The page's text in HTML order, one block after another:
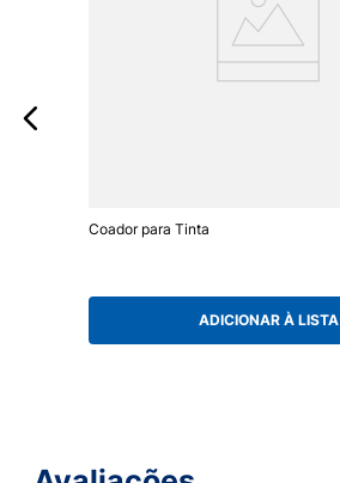
Coador para Tinta
ADICIONAR À LISTA